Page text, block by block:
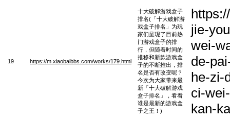
19 https://m.xiaobaibbs.com/works/179.html
十大破解游戏盒子
排名(「十大破解游
戏盒子排名」为玩
家们呈现了目前热
门游戏盒子的排
行，但随着时间的
推移和新款游戏盒
子的不断推出，排
名是否有改变呢？
今次为大家带来最
新「十大破解游戏
盒子排名」，看看
谁是最新的游戏盒
子之王！)
jie-
wei-
de-
he-zi-
ci-
kan-